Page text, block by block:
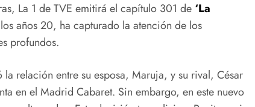
La 1 de TVE emitirá el capítulo 301 de ‘La
años 20, ha capturado la atención de los
profundos.
relación entre su esposa, Maruja, y su rival, César
en el Madrid Cabaret. Sin embargo, en este nuevo